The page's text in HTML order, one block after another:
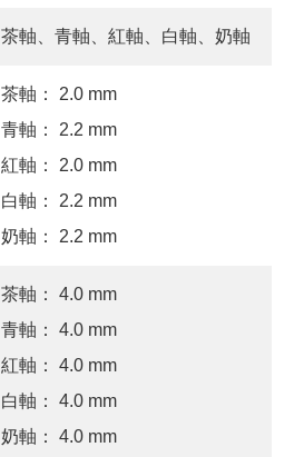
茶軸、青軸、紅軸、白軸、奶軸
茶軸： 2.0 mm
青軸： 2.2 mm
紅軸： 2.0 mm
白軸： 2.2 mm
奶軸： 2.2 mm
茶軸： 4.0 mm
青軸： 4.0 mm
紅軸： 4.0 mm
白軸： 4.0 mm
奶軸： 4.0 mm